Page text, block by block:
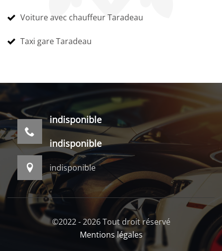
Voiture avec chauffeur Taradeau
Taxi gare Taradeau
indisponible
indisponible
indisponible
©2022 - 2026 Tout droit réservé
Mentions légales